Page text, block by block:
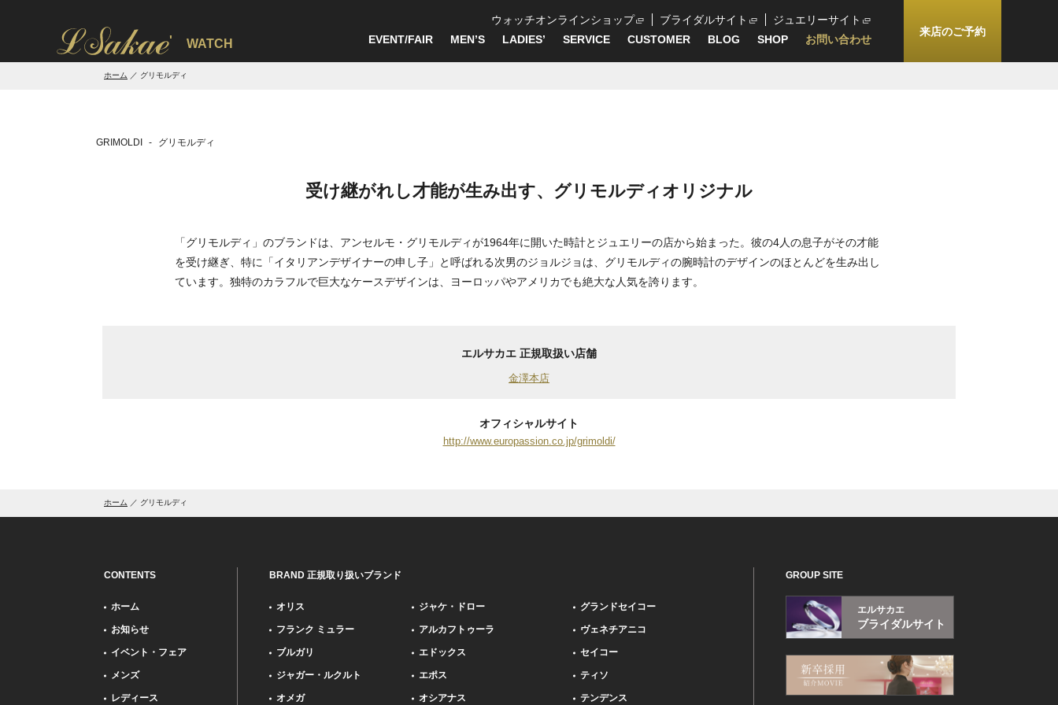
' WATCH
ウォッチオンラインショップ ブライダルサイト
ジュエリーサイト
EVENT/FAIR
MEN’S LADIES’ SERVICE CUSTOMER BLOG SHOP お問い合わせ
来店のご予約
ホーム グリモルディ
GRIMOLDI グリモルディ
受け継がれし才能が生み出す、グリモルディオリジナル
「グリモルディ」のブランドは、アンセルモ・グリモルディが1964年に開いた時計とジュエリーの店から始まった。彼の4人の息子がその才能
を受け継ぎ、特に「イタリアンデザイナーの申し子」と呼ばれる次男のジョルジョは、グリモルディの腕時計のデザインのほとんどを生み出し
ています。独特のカラフルで巨大なケースデザインは、ヨーロッパやアメリカでも絶大な人気を誇ります。
エルサカエ 正規取扱い店舗
金澤本店
オフィシャルサイト
http://www.europassion.co.jp/grimoldi/
ホーム グリモルディ
CONTENTS
ホーム
お知らせ
イベント・フェア
メンズ
レディース
BRAND 正規取り扱いブランド
オリス
フランク ミュラー
ブルガリ
ジャガー・ルクルト
オメガ
ジャケ・ドロー
アルカフトゥーラ
エドックス
エポス
オシアナス
グランドセイコー
ヴェネチアニコ
セイコー
ティソ
テンデンス
GROUP SITE
エルサカエ
ブライダルサイト